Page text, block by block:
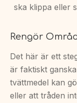
ska klippa eller
Rengör
Det här är ett
är faktiskt
tvättmedel kan
eller att tråden